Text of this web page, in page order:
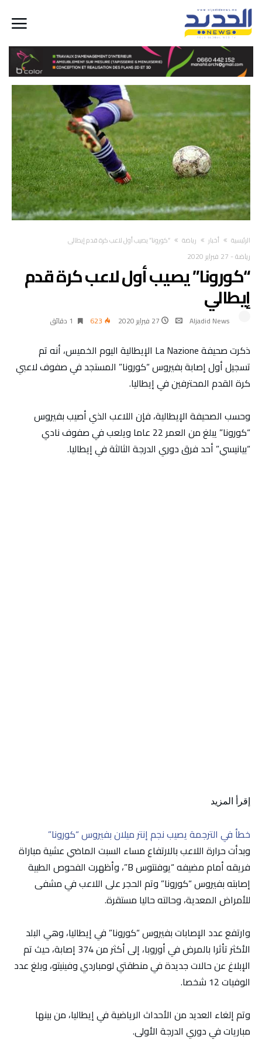
‫الرئيسية‬ أخبار رياضة “كورونا” يصيب أول لاعب كرة قدم إيطالي
رياضة- 27 فبراير 2020
“كورونا” يصيب أول لاعب كرة قدم
إيطالي
Aljadid News 27 فبراير 2020 623 1 ‫دقائق‬
ذكرت صحيفة La Nazione الإيطالية اليوم الخميس، أنه تم
تسجيل أول إصابة بفيروس “كورونا” المستجد في صفوف لاعبي
كرة القدم المحترفين في إيطاليا.
وحسب الصحيفة الإيطالية، فإن اللاعب الذي أصيب بفيروس
“كورونا” يبلغ من العمر 22 عاما ويلعب في صفوف نادي
“بيانيسي” أحد فرق دوري الدرجة الثالثة في إيطاليا.
إقرأ المزيد
خطأ في الترجمة يصيب نجم إنتر ميلان بفيروس “كورونا”
وبدأت حرارة اللاعب بالارتفاع مساء السبت الماضي عشية مباراة
فريقه أمام مضيفه “يوفنتوس B”، وأظهرت الفحوص الطبية
إصابته بفيروس “كورونا” وتم الحجر على اللاعب في مشفى
للأمراض المعدية، وحالته حاليا مستقرة.
وارتفع عدد الإصابات بفيروس “كورونا” في إيطاليا، وهي البلد
الأكثر تأثرا بالمرض في أوروبا، إلى أكثر من 374 إصابة، حيث تم
الإبلاغ عن حالات جديدة في منطقتي لومباردي وفينيتو، وبلغ عدد
الوفيات 12 شخصا.
وتم إلغاء العديد من الأحداث الرياضية في إيطاليا، من بينها
مباريات في دوري الدرجة الأولى.